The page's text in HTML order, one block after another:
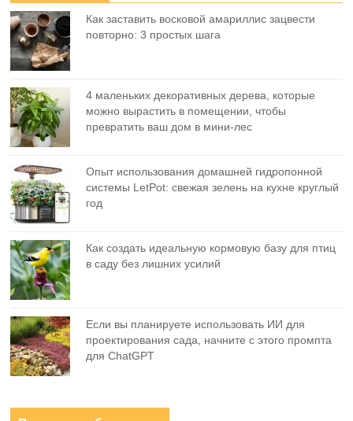
Как заставить восковой амариллис зацвести
повторно: 3 простых шага
4 маленьких декоративных дерева, которые
можно вырастить в помещении, чтобы
превратить ваш дом в мини-лес
Опыт использования домашней гидропонной
системы LetPot: свежая зелень на кухне круглый
год
Как создать идеальную кормовую базу для птиц
в саду без лишних усилий
Если вы планируете использовать ИИ для
проектирования сада, начните с этого промпта
для ChatGPT